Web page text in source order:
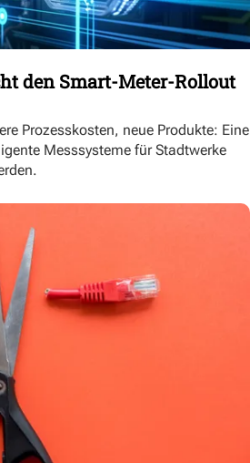
den Smart-Meter-Rollout
Prozesskosten, neue Produkte: Eine
Messsysteme für Stadtwerke